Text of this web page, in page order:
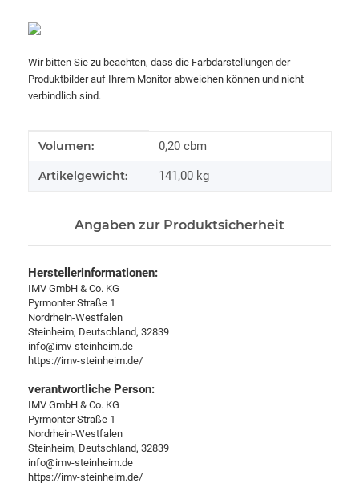
Wir bitten Sie zu beachten, dass die Farbdarstellungen der
Produktbilder auf Ihrem Monitor abweichen können und nicht
verbindlich sind.
Produkteigenschaft
Wert
Volumen: 0,20 cbm
Artikelgewicht: 141,00 kg
Angaben zur Produktsicherheit
Herstellerinformationen:
IMV GmbH & Co. KG
Pyrmonter Straße 1
Nordrhein-Westfalen
Steinheim, Deutschland, 32839
info@imv-steinheim.de
https://imv-steinheim.de/
verantwortliche Person:
IMV GmbH & Co. KG
Pyrmonter Straße 1
Nordrhein-Westfalen
Steinheim, Deutschland, 32839
info@imv-steinheim.de
https://imv-steinheim.de/